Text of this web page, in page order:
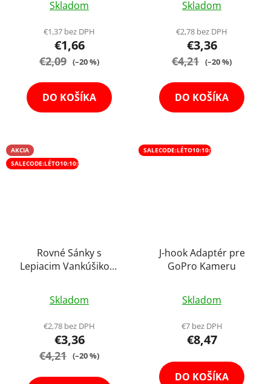
hodnotenie
produktu
je
5,0
5
hviezdičiek.
Skladom
€1,37 bez DPH
€1,66
€2,09 (–20 %)
DO KOŠÍKA
Skladom
€2,78 bez DPH
€3,36
€4,21 (–20 %)
DO KOŠÍKA
AKCIA
SALECODE:LÉTO10:10:%
Rovné Sánky s
Lepiacim Vankúšikom
Skladom
€2,78 bez DPH
€3,36
€4,21 (–20 %)
SALECODE:LÉTO10:10:%
J-hook Adaptér pre
GoPro Kameru
Skladom
€7 bez DPH
€8,47
DO KOŠÍKA